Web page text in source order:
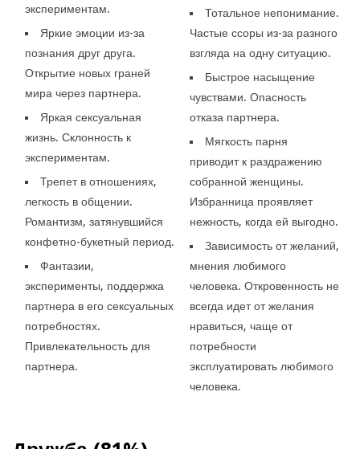
экспериментам.
Яркие эмоции из-за
познания друг друга.
Открытие новых граней
мира через партнера.
Яркая сексуальная
жизнь. Склонность к
экспериментам.
Трепет в отношениях,
легкость в общении.
Романтизм, затянувшийся
конфетно-букетный период.
Фантазии,
эксперименты, поддержка
партнера в его сексуальных
потребностях.
Привлекательность для
партнера.
Тотальное непонимание.
Частые ссоры из-за разного
взгляда на одну ситуацию.
Быстрое насыщение
чувствами. Опасность
отказа партнера.
Мягкость парня
приводит к раздражению
собранной женщины.
Избранница проявляет
нежность, когда ей выгодно.
Зависимость от желаний,
мнения любимого
человека. Откровенность не
всегда идет от желания
нравиться, чаще от
потребности
эксплуатировать любимого
человека.